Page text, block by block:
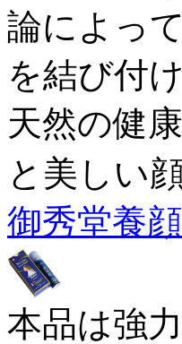
論によっ
を結び付
天然の健
と美しい
御秀堂養
本品は強